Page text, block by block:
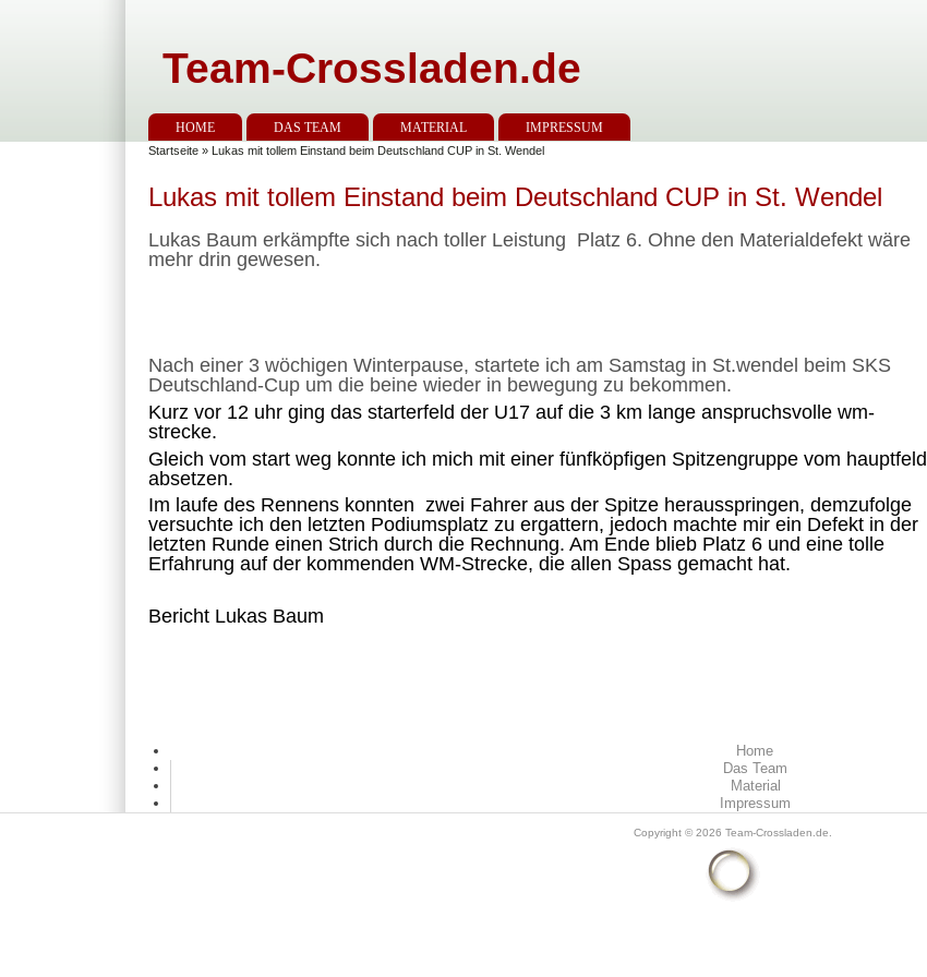
Team-Crossladen.de
HOME DAS TEAM MATERIAL IMPRESSUM
Startseite » Lukas mit tollem Einstand beim Deutschland CUP in St. Wendel
Lukas mit tollem Einstand beim Deutschland CUP in St. Wendel
Lukas Baum erkämpfte sich nach toller Leistung Platz 6. Ohne den Materialdefekt wäre
mehr drin gewesen.
Nach einer 3 wöchigen Winterpause, startete ich am Samstag in St.wendel beim SKS
Deutschland-Cup um die beine wieder in bewegung zu bekommen.
Kurz vor 12 uhr ging das starterfeld der U17 auf die 3 km lange anspruchsvolle wm-
strecke.
Gleich vom start weg konnte ich mich mit einer fünfköpfigen Spitzengruppe vom hauptfeld
absetzen.
Im laufe des Rennens konnten zwei Fahrer aus der Spitze herausspringen, demzufolge
versuchte ich den letzten Podiumsplatz zu ergattern, jedoch machte mir ein Defekt in der
letzten Runde einen Strich durch die Rechnung. Am Ende blieb Platz 6 und eine tolle
Erfahrung auf der kommenden WM-Strecke, die allen Spass gemacht hat.
Bericht Lukas Baum
Home
Das Team
Material
Impressum
Copyright © 2026 Team-Crossladen.de.